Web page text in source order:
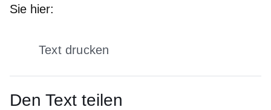
Sie hier:
Text drucken
Den Text teilen